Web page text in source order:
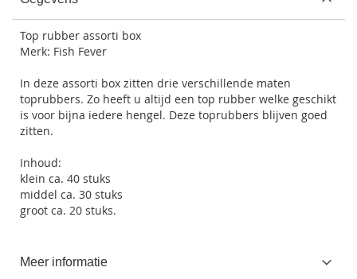
Top rubber assorti box
Merk: Fish Fever
In deze assorti box zitten drie verschillende maten
toprubbers. Zo heeft u altijd een top rubber welke geschikt
is voor bijna iedere hengel. Deze toprubbers blijven goed
zitten.
Inhoud:
klein ca. 40 stuks
middel ca. 30 stuks
groot ca. 20 stuks.
Meer informatie